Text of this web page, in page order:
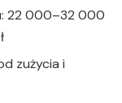
22 000–32 000
zużycia i